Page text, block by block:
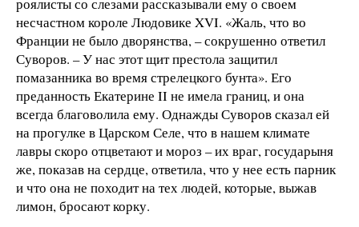
несчастном короле Людовике XVI. «Жаль, что во
Франции не было дворянства, – сокрушенно ответил
Суворов. – У нас этот щит престола защитил
помазанника во время стрелецкого бунта». Его
преданность Екатерине II не имела границ, и она
всегда благоволила ему. Однажды Суворов сказал ей
на прогулке в Царском Селе, что в нашем климате
лавры скоро отцветают и мороз – их враг, государыня
же, показав на сердце, ответила, что у нее есть парник
и что она не походит на тех людей, которые, выжав
лимон, бросают корку.